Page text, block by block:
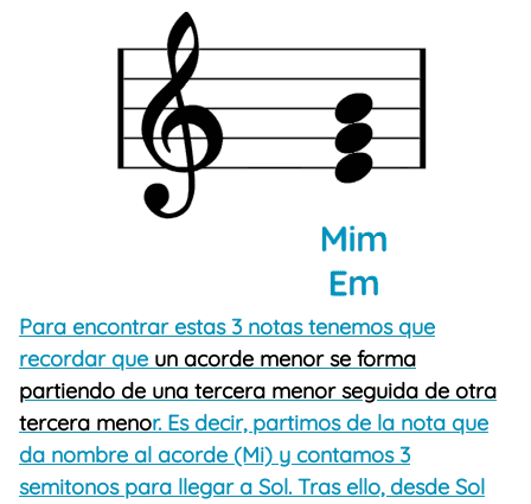
Para encontrar estas 3 notas tenemos que
recordar que un acorde menor se forma
partiendo de una tercera menor seguida de otra
tercera menor. Es decir, partimos de la nota que
da nombre al acorde (Mi) y contamos 3
semitonos para llegar a Sol. Tras ello, desde Sol